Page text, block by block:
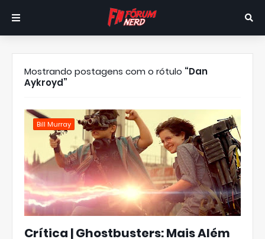
Mostrando postagens com o rótulo
Dan
Aykroyd
Bill Murray
Crítica | Ghostbusters: Mais Além